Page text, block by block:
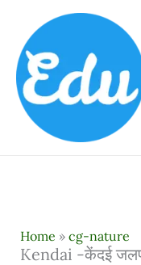
content
Home » cg-nature
Kendai -केंदई